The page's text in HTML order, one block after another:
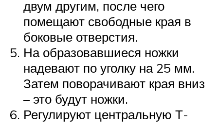
двум другим, после чего
помещают свободные края в
боковые отверстия.
На образовавшиеся ножки
надевают по уголку на 25 мм.
Затем поворачивают края вниз
– это будут ножки.
Регулируют центральную Т-